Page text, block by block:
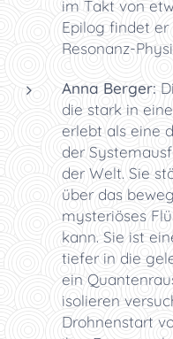
im Takt von
Epilog findet er
Resonanz-
Anna Berger:
die stark in
erlebt als eine
der
der Welt. Sie
über das
mysteriöses
kann. Sie ist
tiefer in die
ein
isolieren
Drohnenstart